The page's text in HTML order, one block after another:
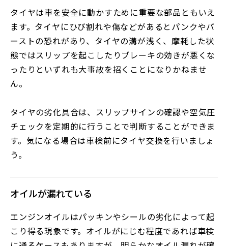
タイヤは車を安全に動かすために重要な部品ともいえ
ます。タイヤにひび割れや傷などがあるとパンクやバ
ーストの恐れがあり、タイヤの溝が浅く、摩耗した状
態ではスリップを起こしたりブレーキの効きが悪くな
ったりといずれも大事故を招くことになりかねませ
ん。
タイヤの劣化具合は、スリップサインの確認や空気圧
チェックを定期的に行うことで判断することができま
す。気になる場合は車検前にタイヤ交換を行いましょ
う。
オイルが漏れている
エンジンオイルはパッキンやシールの劣化によって起
こり得る現象です。オイルがにじむ程度であれば車検